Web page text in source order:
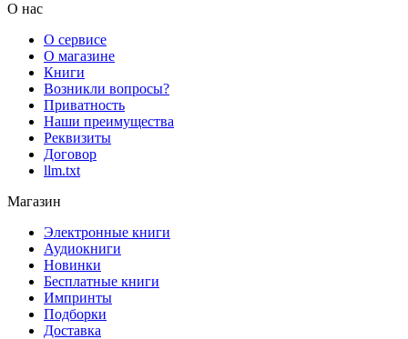
О нас
О сервисе
О магазине
Книги
Возникли вопросы?
Приватность
Наши преимущества
Реквизиты
Договор
llm.txt
Магазин
Электронные книги
Аудиокниги
Новинки
Бесплатные книги
Импринты
Подборки
Доставка